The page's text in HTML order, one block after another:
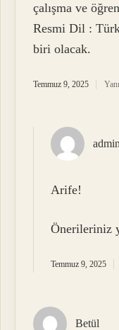
çalışma ve
Resmi Dil :
biri olacak.
Temmuz 9, 2025
admin
Arife!
Önerileriniz
Temmuz 9, 2025
Betül